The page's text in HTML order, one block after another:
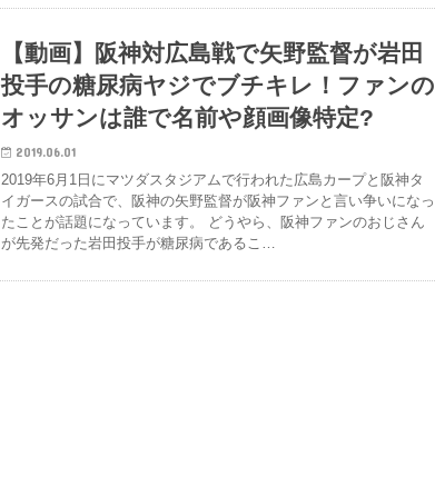
【動画】阪神対広島戦で矢野監督が岩田
投手の糖尿病ヤジでブチキレ！ファンの
オッサンは誰で名前や顔画像特定?
2019.06.01
2019年6月1日にマツダスタジアムで行われた広島カープと阪神タ
イガースの試合で、阪神の矢野監督が阪神ファンと言い争いになっ
たことが話題になっています。 どうやら、阪神ファンのおじさん
が先発だった岩田投手が糖尿病であるこ…